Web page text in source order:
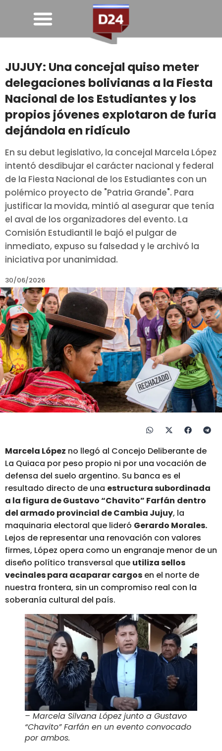
JUJUY: Una concejal quiso meter
delegaciones bolivianas a la Fiesta
Nacional de los Estudiantes y los
propios jóvenes explotaron de furia
dejándola en ridículo
En su debut legislativo, la concejal Marcela López
intentó desdibujar el carácter nacional y federal
de la Fiesta Nacional de los Estudiantes con un
polémico proyecto de "Patria Grande". Para
justificar la movida, mintió al asegurar que tenía
el aval de los organizadores del evento. La
Comisión Estudiantil le bajó el pulgar de
inmediato, expuso su falsedad y le archivó la
iniciativa por unanimidad.
30/06/2026
Marcela López no llegó al Concejo Deliberante de
La Quiaca por peso propio ni por una vocación de
defensa del suelo argentino. Su banca es el
resultado directo de una estructura subordinada
a la figura de Gustavo “Chavito” Farfán dentro
del armado provincial de Cambia Jujuy, la
maquinaria electoral que lideró Gerardo Morales.
Lejos de representar una renovación con valores
firmes, López opera como un engranaje menor de un
diseño político transversal que utiliza sellos
vecinales para acaparar cargos en el norte de
nuestra frontera, sin un compromiso real con la
soberanía cultural del país.
– Marcela Silvana López junto a Gustavo
“Chavito” Farfán en un evento convocado
por ambos.